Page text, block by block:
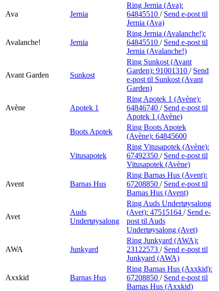
Ava Jernia
Ring Jernia (Ava):
64845510 / Send e-post til
Jernia (Ava)
Avalanche! Jernia
Ring Jernia (Avalanche!):
64845510 / Send e-post til
Jernia (Avalanche!)
Avant Garden Sunkost
Ring Sunkost (Avant
Garden): 91001310 / Send
e-post til Sunkost (Avant
Garden)
Avène Apotek 1
Ring Apotek 1 (Avène):
64846740 / Send e-post til
Apotek 1 (Avène)
Boots Apotek
Ring Boots Apotek
(Avène): 64845600
Vitusapotek
Ring Vitusapotek (Avène):
67492350 / Send e-post til
Vitusapotek (Avène)
Avent Barnas Hus
Ring Barnas Hus (Avent):
67208850 / Send e-post til
Barnas Hus (Avent)
Avet
Auds
Undertøysalong
Ring Auds Undertøysalong
(Avet): 47515164 / Send e-
post til Auds
Undertøysalong (Avet)
AWA Junkyard
Ring Junkyard (AWA):
23122573 / Send e-post til
Junkyard (AWA)
Axxkid Barnas Hus
Ring Barnas Hus (Axxkid):
67208850 / Send e-post til
Barnas Hus (Axxkid)